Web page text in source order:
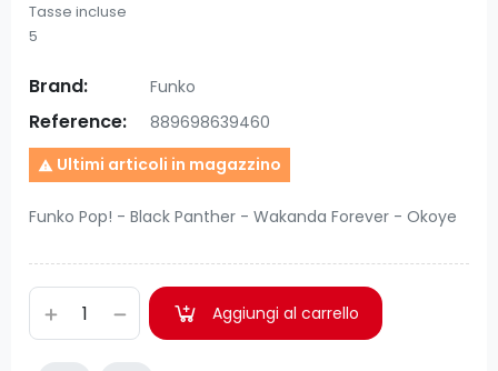
Tasse incluse
5
Brand: Funko
Reference: 889698639460
 Ultimi articoli in magazzino
Funko Pop! - Black Panther - Wakanda Forever - Okoye
Aggiungi al carrello